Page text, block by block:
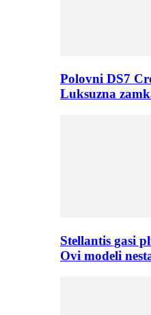
Polovni DS7
Luksuzna
Stellantis gasi
Ovi modeli